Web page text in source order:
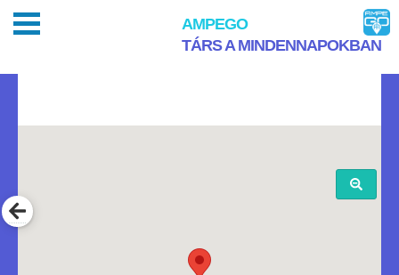
AMPEGO
TÁRS A MINDENNAPOKBAN